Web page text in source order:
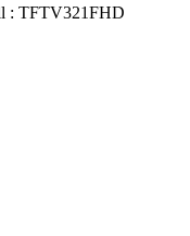
: TFTV321FHD